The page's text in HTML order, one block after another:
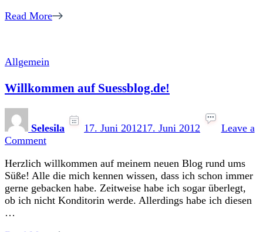
Read More
Allgemein
Willkommen auf Suessblog.de!
Selesila 17. Juni 201217. Juni 2012
Leave a
Commenton
auf
Suessblog.de!
Herzlich willkommen auf meinem neuen Blog rund ums
Süße! Alle die mich kennen wissen, dass ich schon immer
gerne gebacken habe. Zeitweise habe ich sogar überlegt,
ob ich nicht Konditorin werde. Allerdings habe ich diesen
…